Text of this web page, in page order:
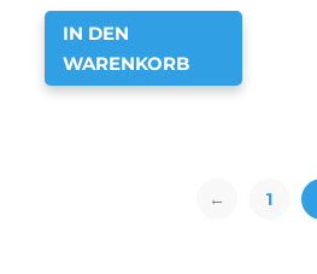
IN DEN
WARENKORB
← 1